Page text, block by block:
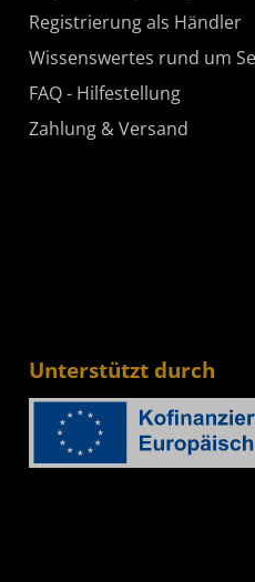
Registrierung als Händler
Wissenswertes rund um
FAQ - Hilfestellung
Zahlung & Versand
Unterstützt durch